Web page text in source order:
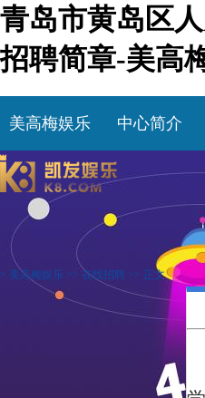
青岛市黄岛区
招聘简章-美高
美高梅娱乐 中心简介
> 美高梅娱乐 >> 在线招聘 >> 正文